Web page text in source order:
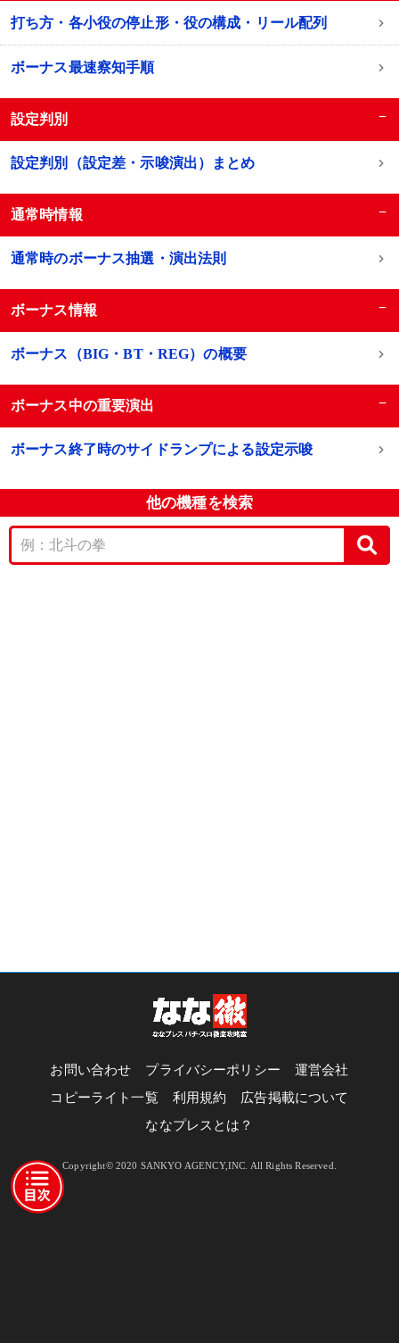
打ち方・各小役の停止形・役の構成・リール配列
ボーナス最速察知手順
設定判別 −
設定判別（設定差・示唆演出）まとめ
通常時情報 −
通常時のボーナス抽選・演出法則
ボーナス情報 −
ボーナス（BIG・BT・REG）の概要
ボーナス中の重要演出 −
ボーナス終了時のサイドランプによる設定示唆
他の機種を検索
お問い合わせ プライバシーポリシー
運営会社
コピーライト一覧
利用規約
広告掲載について
ななプレスとは？
Copyright© 2020 SANKYO AGENCY,INC. All Rights Reserved.